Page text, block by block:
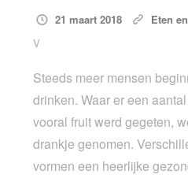
21 maart 2018
Eten
V
Steeds meer mensen
drinken. Waar er een
vooral fruit werd gegeten,
drankje genomen.
vormen een heerlijke